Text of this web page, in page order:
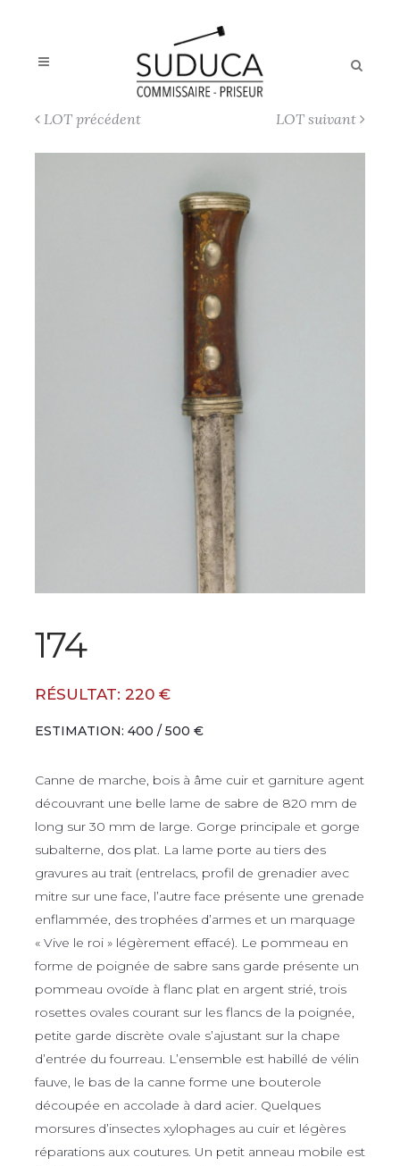
LOT précédent LOT suivant
174
RÉSULTAT: 220 €
ESTIMATION: 400 / 500 €
Canne de marche, bois à âme cuir et garniture agent
découvrant une belle lame de sabre de 820 mm de
long sur 30 mm de large. Gorge principale et gorge
subalterne, dos plat. La lame porte au tiers des
gravures au trait (entrelacs, profil de grenadier avec
mitre sur une face, l’autre face présente une grenade
enflammée, des trophées d’armes et un marquage
« Vive le roi » légèrement effacé). Le pommeau en
forme de poignée de sabre sans garde présente un
pommeau ovoïde à flanc plat en argent strié, trois
rosettes ovales courant sur les flancs de la poignée,
petite garde discrète ovale s’ajustant sur la chape
d’entrée du fourreau. L’ensemble est habillé de vélin
fauve, le bas de la canne forme une bouterole
découpée en accolade à dard acier. Quelques
morsures d’insectes xylophages au cuir et légères
réparations aux coutures. Un petit anneau mobile est